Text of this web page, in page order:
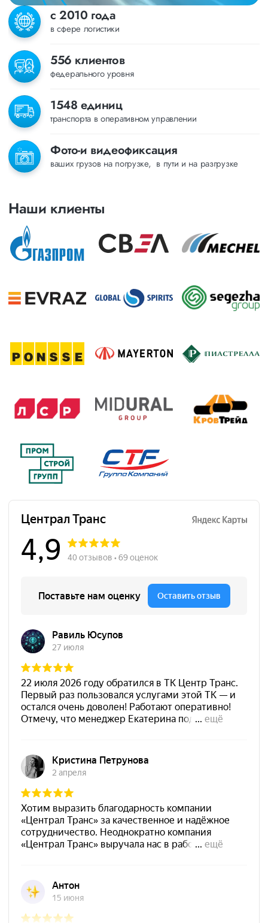
с 2010 года
в сфере логистики
556 клиентов
федерального уровня
1548 единиц
транспорта в оперативном управлении
Фото-и видеофиксация
ваших грузов на погрузке, в пути и на разгрузке
Наши клиенты